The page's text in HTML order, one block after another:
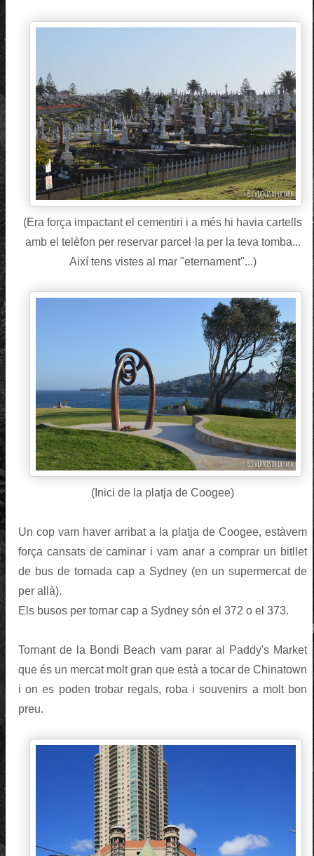
(Era força impactant el cementiri i a més hi havia cartells
amb el telèfon per reservar parcel·la per la teva tomba...
Així tens vistes al mar "eternament"...)
(Inici de la platja de Coogee)
Un cop vam haver arribat a la platja de Coogee, estàvem
força cansats de caminar i vam anar a comprar un bitllet
de bus de tornada cap a Sydney (en un supermercat de
per allà).
Els busos per tornar cap a Sydney són el 372 o el 373.
Tornant de la Bondi Beach vam parar al Paddy's Market
que és un mercat molt gran que està a tocar de Chinatown
i on es poden trobar regals, roba i souvenirs a molt bon
preu.